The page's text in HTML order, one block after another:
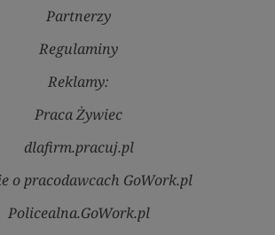
Partnerzy
Regulaminy
Reklamy:
Praca Żywiec
dlafirm.pracuj.pl
o pracodawcach GoWork.pl
Policealna.GoWork.pl